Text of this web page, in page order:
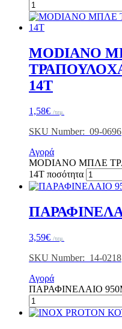
MODIANO
14Τ
1,58€ /τεμ.
SKU Number: 09-0696
Αγορά
MODIANO ΜΠΛΕ
14Τ ποσότητα
3,59€ /τεμ.
SKU Number: 14-0218
Αγορά
ΠΑΡΑΦΙΝΕΛΑΙΟ